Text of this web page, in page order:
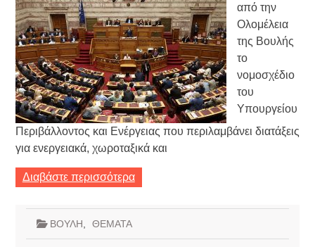
από την
Ολομέλεια
της Βουλής
το
νομοσχέδιο
του
Υπουργείου
Περιβάλλοντος και Ενέργειας που περιλαμβάνει διατάξεις
για ενεργειακά, χωροταξικά και
Διαβάστε περισσότερα
ΒΟΥΛΗ ΘΕΜΑΤΑ